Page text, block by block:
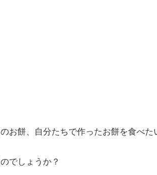
お餅、自分たちで作ったお餅を食べた
でしょうか？